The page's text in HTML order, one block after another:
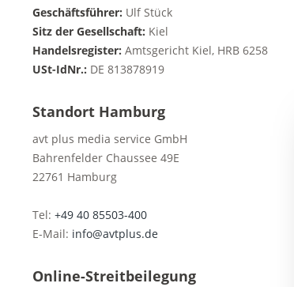
Geschäftsführer: Ulf Stück
Sitz der Gesellschaft: Kiel
Handelsregister: Amtsgericht Kiel, HRB 6258
USt-IdNr.: DE 813878919
Standort Hamburg
avt plus media service GmbH
Bahrenfelder Chaussee 49E
22761 Hamburg
Tel: +49 40 85503-400
E-Mail: info@avtplus.de
Online-Streitbeilegung